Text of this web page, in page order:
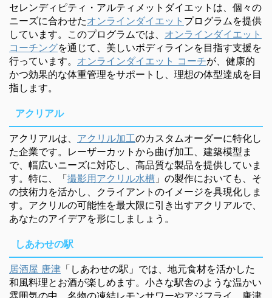
セレンディピティ・アルティメットダイエットは、個々の
ニーズに合わせたオンラインダイエット プログラムを提供
しています。このプログラムでは、 オンラインダイエット
コーチングを通じて、美しいボディラインを目指す支援を
行っています。 オンラインダイエット コーチが、健康的
かつ効果的な体重管理をサポートし、理想の体型達成を目
指します。
アクリアル
アクリアルは、 アクリル加工のカスタムオーダーに特化し
た企業です。レーザーカットから曲げ加工、建築模型ま
で、幅広いニーズに対応し、高品質な製品を提供していま
す。特に、「撮影用アクリル水槽 」の製作においても、そ
の技術力を活かし、クライアントのイメージを具現化しま
す。アクリルの可能性を最大限に引き出すアクリアルで、
あなたのアイデアを形にしましょう。
しあわせの駅
居酒屋 唐津 「しあわせの駅」では、地元食材を活かした
和風料理とお酒が楽しめます。小さな駅舎のような温かい
雰囲気の中、名物の凍結レモンサワーやアジフライ、唐津